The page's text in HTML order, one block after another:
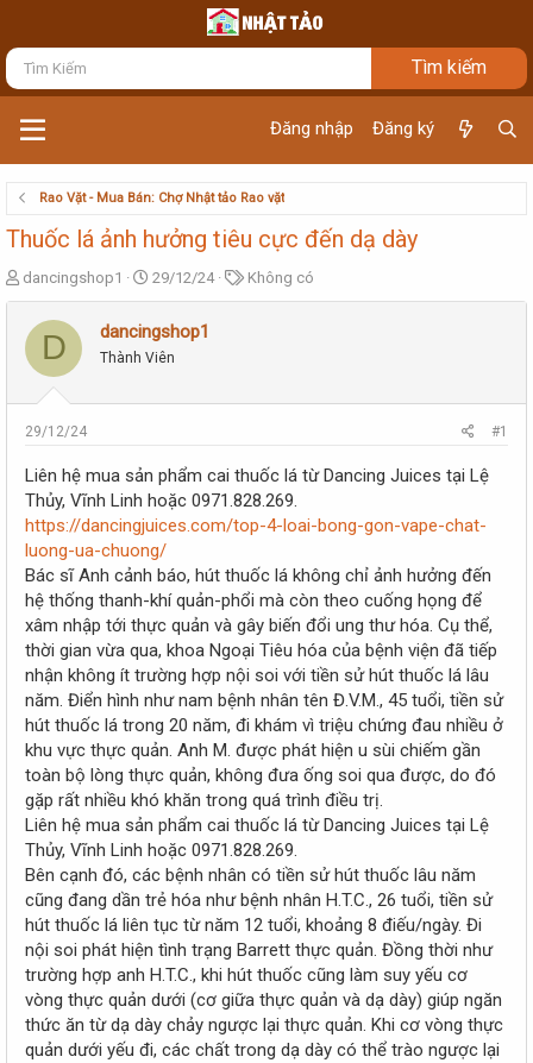
Đăng nhập Đăng ký
Rao Vặt - Mua Bán: Chợ Nhật tảo Rao vặt
Thuốc lá ảnh hưởng tiêu cực đến dạ dày
T
h
e
a
s
r
t
e
r
dancingshop1
N
g
y
g
i
29/12/24
T
ừ
Không có
D dancingshop1
Thành Viên
29/12/24 #1
Liên hệ mua sản phẩm cai thuốc lá từ Dancing Juices tại Lệ
Thủy, Vĩnh Linh hoặc 0971.828.269.
https://dancingjuices.com/top-4-loai-bong-gon-vape-chat-
luong-ua-chuong/
Bác sĩ Anh cảnh báo, hút thuốc lá không chỉ ảnh hưởng đến
hệ thống thanh-khí quản-phổi mà còn theo cuống họng để
xâm nhập tới thực quản và gây biến đổi ung thư hóa. Cụ thể,
thời gian vừa qua, khoa Ngoại Tiêu hóa của bệnh viện đã tiếp
nhận không ít trường hợp nội soi với tiền sử hút thuốc lá lâu
năm. Điển hình như nam bệnh nhân tên Đ.V.M., 45 tuổi, tiền sử
hút thuốc lá trong 20 năm, đi khám vì triệu chứng đau nhiều ở
khu vực thực quản. Anh M. được phát hiện u sùi chiếm gần
toàn bộ lòng thực quản, không đưa ống soi qua được, do đó
gặp rất nhiều khó khăn trong quá trình điều trị.
Liên hệ mua sản phẩm cai thuốc lá từ Dancing Juices tại Lệ
Thủy, Vĩnh Linh hoặc 0971.828.269.
Bên cạnh đó, các bệnh nhân có tiền sử hút thuốc lâu năm
cũng đang dần trẻ hóa như bệnh nhân H.T.C., 26 tuổi, tiền sử
hút thuốc lá liên tục từ năm 12 tuổi, khoảng 8 điếu/ngày. Đi
nội soi phát hiện tình trạng Barrett thực quản. Đồng thời như
trường hợp anh H.T.C., khi hút thuốc cũng làm suy yếu cơ
vòng thực quản dưới (cơ giữa thực quản và dạ dày) giúp ngăn
thức ăn từ dạ dày chảy ngược lại thực quản. Khi cơ vòng thực
quản dưới yếu đi, các chất trong dạ dày có thể trào ngược lại